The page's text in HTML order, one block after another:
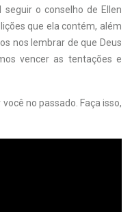
o conselho de Ellen
que ela contém, além
nos lembrar de que Deus
vencer as tentações e
no passado. Faça isso,